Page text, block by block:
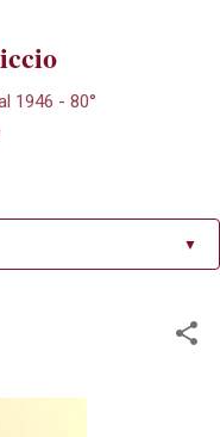
1946 - 80°
▼